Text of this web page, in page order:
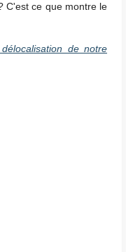
C'est ce que montre le
de notre